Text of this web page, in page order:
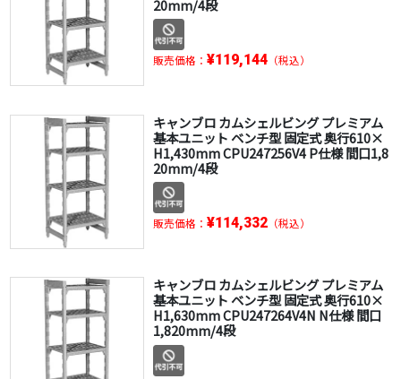
20mm/4段
販売価格： ¥119,144（税込）
キャンブロ カムシェルビング プレミアム
基本ユニット ベンチ型 固定式 奥行610×
H1,430mm CPU247256V4 P仕様 間口1,8
20mm/4段
販売価格： ¥114,332（税込）
キャンブロ カムシェルビング プレミアム
基本ユニット ベンチ型 固定式 奥行610×
H1,630mm CPU247264V4N N仕様 間口
1,820mm/4段